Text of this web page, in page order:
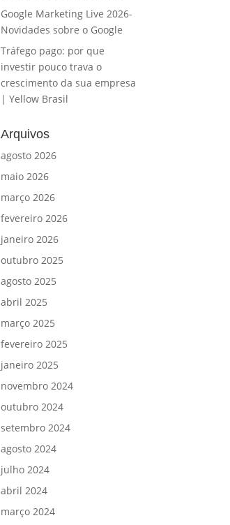
Google Marketing Live 2026-
Novidades sobre o Google
Tráfego pago: por que
investir pouco trava o
crescimento da sua empresa
| Yellow Brasil
Arquivos
agosto 2026
maio 2026
março 2026
fevereiro 2026
janeiro 2026
outubro 2025
agosto 2025
abril 2025
março 2025
fevereiro 2025
janeiro 2025
novembro 2024
outubro 2024
setembro 2024
agosto 2024
julho 2024
abril 2024
março 2024